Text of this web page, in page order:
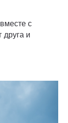
с
друга и